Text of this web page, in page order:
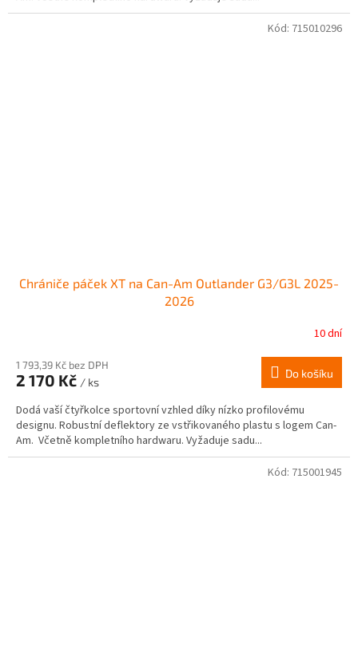
Chrániče páček XT na Can-Am Outlander G3/G3L 2025-
2026
10 dní
1 793,39 Kč bez DPH
2 170 Kč / ks
Do košíku
Dodá vaší čtyřkolce sportovní vzhled díky nízko profilovému
designu. Robustní deflektory ze vstřikovaného plastu s logem Can-
Am. Včetně kompletního hardwaru. Vyžaduje sadu...
Kód: 715010296
Kód: 715001945